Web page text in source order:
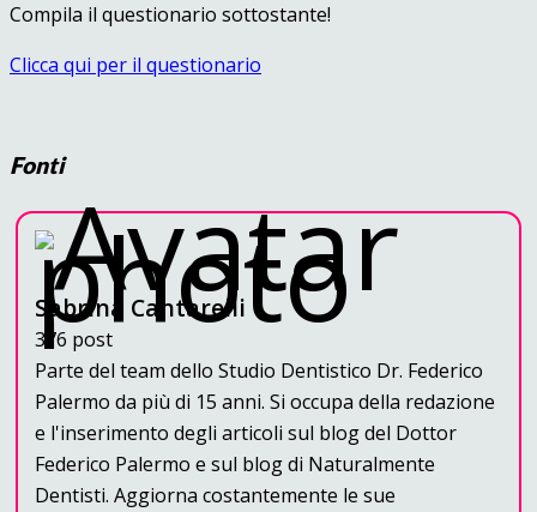
Compila il questionario sottostante!
Clicca qui per il questionario
Fonti
Sabrina Cantarelli
376 post
Parte del team dello Studio Dentistico Dr. Federico
Palermo da più di 15 anni. Si occupa della redazione
e l'inserimento degli articoli sul blog del Dottor
Federico Palermo e sul blog di Naturalmente
Dentisti. Aggiorna costantemente le sue